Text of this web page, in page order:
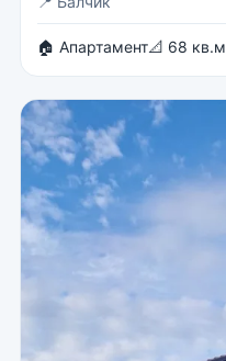
🏠 Апартамент📐 68 кв.м